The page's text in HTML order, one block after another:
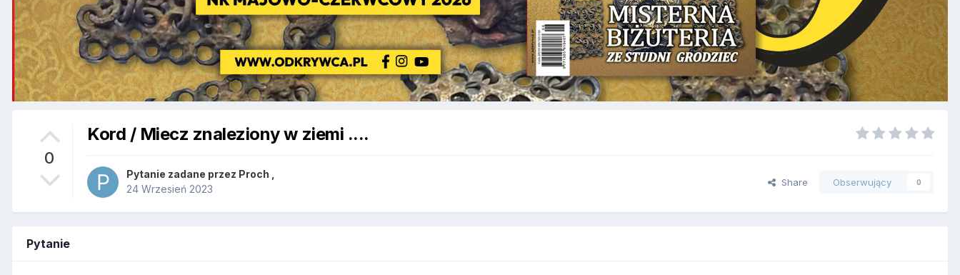
0
Kord / Miecz znaleziony w ziemi ....
Pytanie zadane przez Proch
24 Wrzesień 2023
Share Obserwujący 0
Pytanie